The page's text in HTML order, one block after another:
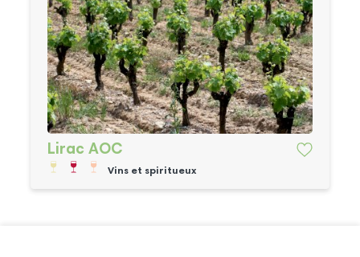
Lirac AOC
Vins et spiritueux